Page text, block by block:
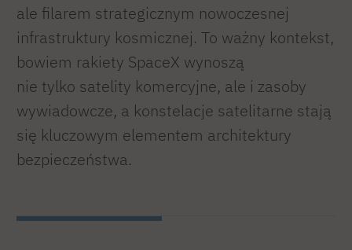
ale filarem strategicznym nowoczesnej
infrastruktury kosmicznej. To ważny kontekst,
bowiem rakiety SpaceX wynoszą
nie tylko satelity komercyjne, ale i zasoby
wywiadowcze, a konstelacje satelitarne stają
się kluczowym elementem architektury
bezpieczeństwa.